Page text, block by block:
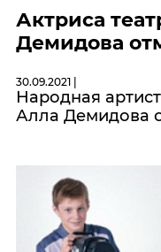
Актриса
Демидова
30.09.2021 |
Народная
Алла Демидова